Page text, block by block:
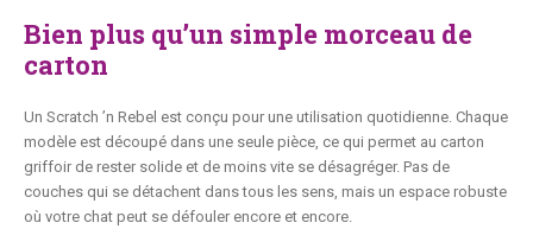
Bien plus qu’un simple morceau de
carton
Un Scratch ’n Rebel est conçu pour une utilisation quotidienne. Chaque
modèle est découpé dans une seule pièce, ce qui permet au carton
griffoir de rester solide et de moins vite se désagréger. Pas de
couches qui se détachent dans tous les sens, mais un espace robuste
où votre chat peut se défouler encore et encore.